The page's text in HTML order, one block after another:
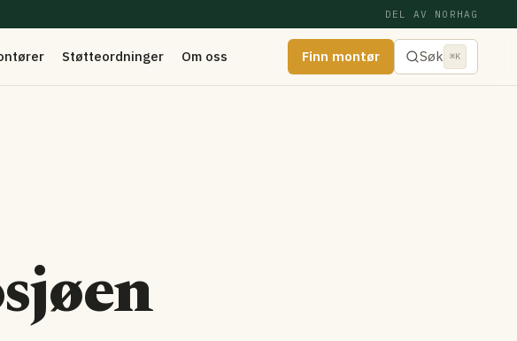
DEL AV NORHAG
Støtteordninger Om oss Finn montør Søk ⌘K